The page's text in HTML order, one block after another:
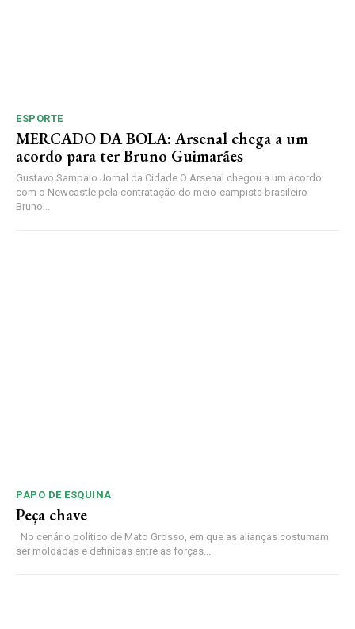
ESPORTE
MERCADO DA BOLA: Arsenal chega a um
acordo para ter Bruno Guimarães
Gustavo Sampaio Jornal da Cidade O Arsenal chegou a um acordo
com o Newcastle pela contratação do meio-campista brasileiro
Bruno...
PAPO DE ESQUINA
Peça chave
No cenário político de Mato Grosso, em que as alianças costumam
ser moldadas e definidas entre as forças...